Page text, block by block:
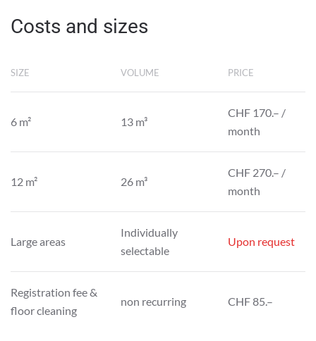
Costs and sizes
SIZE VOLUME PRICE
6 m² 13 m³
CHF 170.– /
month
12 m² 26 m³
CHF 270.– /
month
Large areas
Individually
selectable
Upon request
Registration fee &
floor cleaning
non recurring CHF 85.–